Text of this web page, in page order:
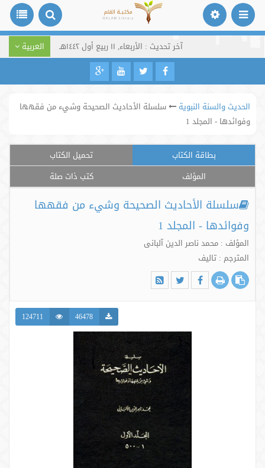
آخر تحديث : الأربعاء, ١١ ربيع أول ١٤٤٢هـ العربية
الحديث والسنة النبوية
سلسلة الأحاديث الصحيحة وشيء من فقهها
وفوائدها - المجلد 1
بطاقة الكتاب
تحميل الكتاب
المؤلف
كتب ذات صلة
سلسلة الأحاديث الصحيحة وشيء من فقهها
وفوائدها - المجلد 1
المؤلف : محمد ناصر الدین آلبانی
المترجم : تالیف
46478
124711